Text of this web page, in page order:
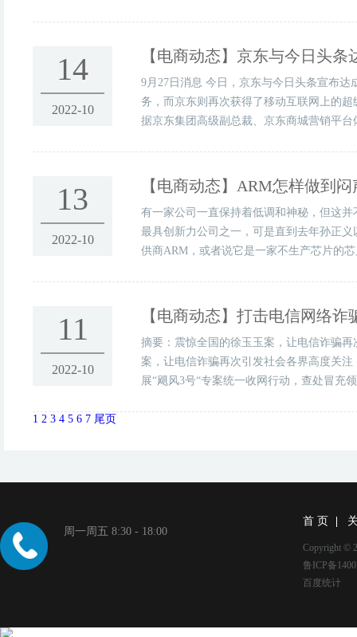
14
2022-10
【电商动态】 京东与今日头条
9月27日消息 今日，京东与今日头条宣布
务，而京东则再次获得了移动互联网上的
据京东集团高级副总裁、京东商城营销平
13
2022-10
【电商动态】 ARM怎样做到
有一家公司一直保持着低调和神秘，但这
最具创新力公司之一，可是直到去年孙正
供商ARM，或者说它是一家不生产芯片的
11
2022-10
【电商动态】 打击电信网络诈
摘要：震惊全国的徐玉玉案，让电信诈骗
案，让电信诈骗再次引发社会各界高度关
展“飓风3号“专案统一收网行动，查处冒充
1 2 3 4 5 6 7 尾页
周一周五 8:30 - 18:00
首 页
Copyright ©
鲁ICP备
百度统计